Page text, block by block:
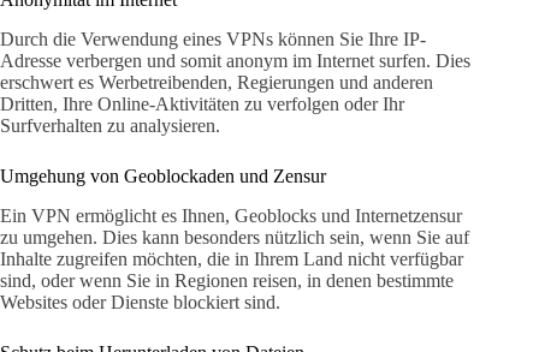
Durch die Verwendung eines VPNs können Sie Ihre IP-
Adresse verbergen und somit anonym im Internet surfen. Dies
erschwert es Werbetreibenden, Regierungen und anderen
Dritten, Ihre Online-Aktivitäten zu verfolgen oder Ihr
Surfverhalten zu analysieren.
Umgehung von Geoblockaden und Zensur
Ein VPN ermöglicht es Ihnen, Geoblocks und Internetzensur
zu umgehen. Dies kann besonders nützlich sein, wenn Sie auf
Inhalte zugreifen möchten, die in Ihrem Land nicht verfügbar
sind, oder wenn Sie in Regionen reisen, in denen bestimmte
Websites oder Dienste blockiert sind.